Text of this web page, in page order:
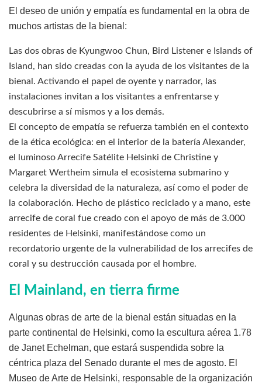
El deseo de unión y empatía es fundamental en la obra de
muchos artistas de la bienal:
Las dos obras de Kyungwoo Chun, Bird Listener e Islands of
Island, han sido creadas con la ayuda de los visitantes de la
bienal. Activando el papel de oyente y narrador, las
instalaciones invitan a los visitantes a enfrentarse y
descubrirse a sí mismos y a los demás.
El concepto de empatía se refuerza también en el contexto
de la ética ecológica: en el interior de la batería Alexander,
el luminoso Arrecife Satélite Helsinki de Christine y
Margaret Wertheim simula el ecosistema submarino y
celebra la diversidad de la naturaleza, así como el poder de
la colaboración. Hecho de plástico reciclado y a mano, este
arrecife de coral fue creado con el apoyo de más de 3.000
residentes de Helsinki, manifestándose como un
recordatorio urgente de la vulnerabilidad de los arrecifes de
coral y su destrucción causada por el hombre.
El Mainland, en tierra firme
Algunas obras de arte de la bienal están situadas en la
parte continental de Helsinki, como la escultura aérea 1.78
de Janet Echelman, que estará suspendida sobre la
céntrica plaza del Senado durante el mes de agosto. El
Museo de Arte de Helsinki, responsable de la organización